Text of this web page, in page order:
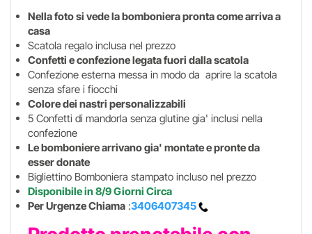
Nella foto si vede la bomboniera pronta come arriva a
casa
Scatola regalo inclusa nel prezzo
Confetti e confezione legata fuori dalla scatola
Confezione esterna messa in modo da aprire la scatola
senza sfare i fiocchi
Colore dei nastri personalizzabili
5 Confetti di mandorla senza glutine gia' inclusi nella
confezione
Le bomboniere arrivano gia' montate e pronte da
esser donate
Bigliettino Bomboniera stampato incluso nel prezzo
Disponibile in 8/9 Giorni Circa
Per Urgenze Chiama :3406407345